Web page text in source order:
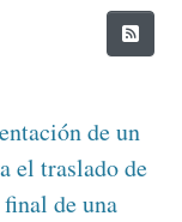
de un
el traslado de
de una